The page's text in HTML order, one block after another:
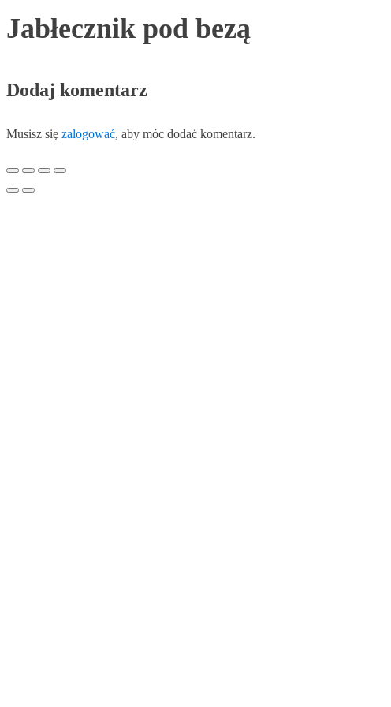
Jabłecznik pod bezą
Dodaj komentarz
Musisz się zalogować, aby móc dodać komentarz.